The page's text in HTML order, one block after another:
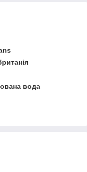
вода